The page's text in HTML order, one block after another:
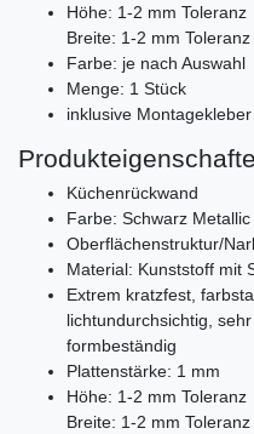
Höhe: 1-2 mm Toleranz
Breite: 1-2 mm Toleranz
Farbe: je nach Auswahl
Menge: 1 Stück
inklusive Montagekleber
Küchenrückwand
Farbe: Schwarz Metallic
Oberflächenstruktur/
Material: Kunststoff mit
Extrem kratzfest,
lichtundurchsichtig,
formbeständig
Plattenstärke: 1 mm
Höhe: 1-2 mm Toleranz
Breite: 1-2 mm Toleranz